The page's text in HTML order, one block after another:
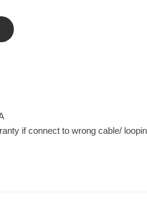
if connect to wrong cable/